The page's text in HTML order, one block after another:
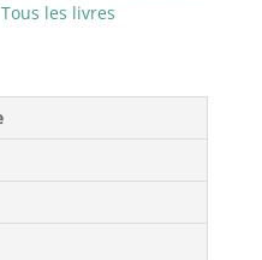
Tous les livres